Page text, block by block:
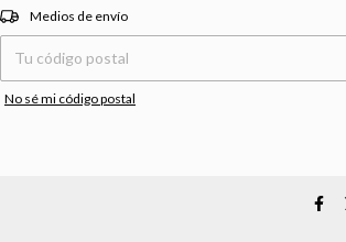
Entregas para el CP:
Medios de envío
No sé mi código postal